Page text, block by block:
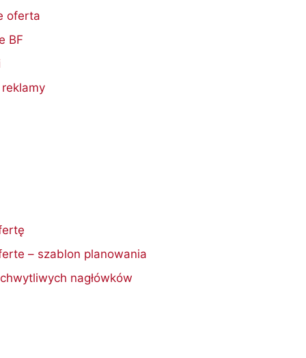
oferta
BF
– szablon planowania
nagłówków